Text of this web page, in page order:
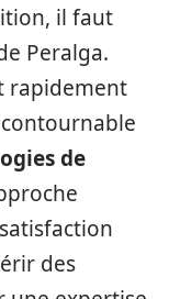
il faut
Peralga.
rapidement
de
des